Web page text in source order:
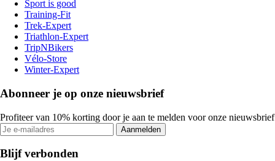
Sport is good
Training-Fit
Trek-Expert
Triathlon-Expert
TripNBikers
Vélo-Store
Winter-Expert
Abonneer je op onze nieuwsbrief
Profiteer van 10% korting door je aan te melden voor onze nieuwsbrief
Aanmelden
Blijf verbonden